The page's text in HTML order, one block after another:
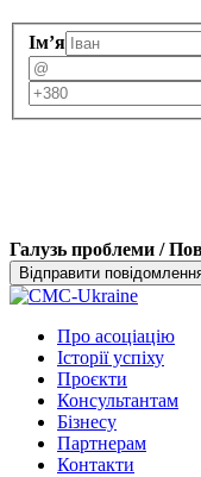
Ім’я
Галузь проблеми /
Про асоціацію
Історії успіху
Проєкти
Консультантам
Бізнесу
Партнерам
Контакти